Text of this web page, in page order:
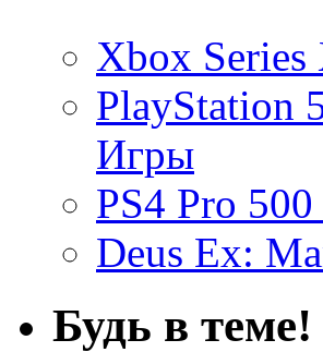
Xbox
PlayStation
Игры
PS4 Pro
Deus Ex:
Будь в теме!